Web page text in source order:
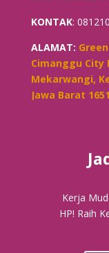
KONTAK:
ALAMAT:
Cimanggu City
Mekarwangi,
Jawa Barat
Kerja
HP! Raih